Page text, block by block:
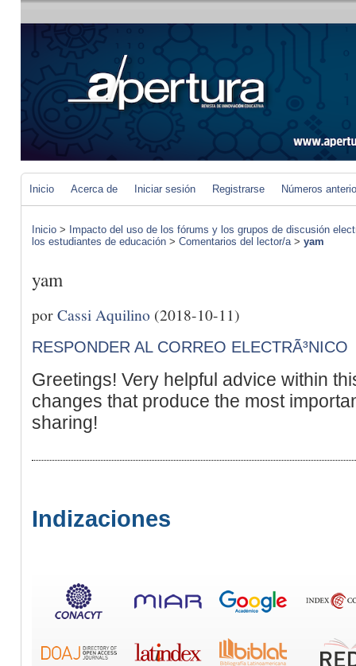
Inicio Acerca de Iniciar sesión Registrarse Números
Inicio > Impacto del uso de los fórums y los grupos de discusión
los estudiantes de educación > Comentarios del lector/a> yam
yam
porCassi Aquilino (2018-10-11)
RESPONDER AL CORREO ELECTRÃ³NICO
Greetings! Very helpful advice within
changes that produce the most
sharing!
Indizaciones